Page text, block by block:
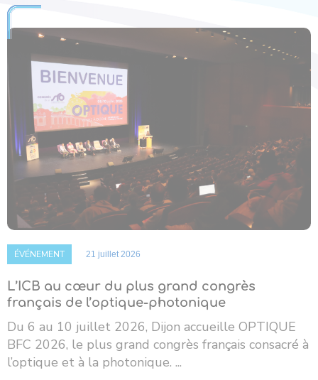
ÉVÉNEMENT 21 juillet 2026
L’ICB au cœur du plus grand congrès
français de l’optique-photonique
Du 6 au 10 juillet 2026, Dijon accueille OPTIQUE
BFC 2026, le plus grand congrès français consacré à
l’optique et à la photonique. ...